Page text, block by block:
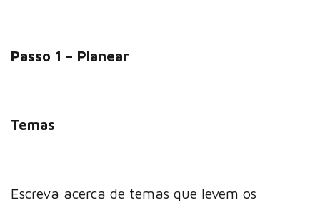
Passo 1 – Planear
Temas
Escreva acerca de temas que levem os